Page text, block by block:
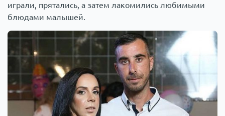
играли, прятались, а затем лакомились любимыми
блюдами малышей.